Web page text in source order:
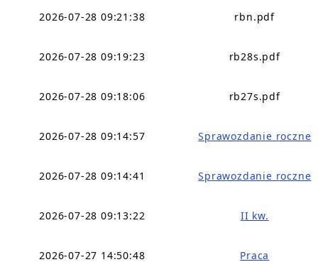
2026-07-28 09:21:38 rbn.pdf
2026-07-28 09:19:23 rb28s.pdf
2026-07-28 09:18:06 rb27s.pdf
2026-07-28 09:14:57 Sprawozdanie roczne
2026-07-28 09:14:41 Sprawozdanie roczne
2026-07-28 09:13:22 II kw.
2026-07-27 14:50:48 Praca